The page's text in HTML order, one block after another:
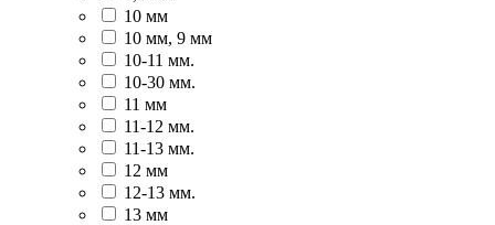
10 мм
10 мм, 9 мм
10-11 мм.
10-30 мм.
11 мм
11-12 мм.
11-13 мм.
12 мм
12-13 мм.
13 мм